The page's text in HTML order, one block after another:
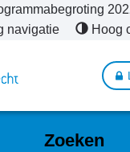
navigatie
Hoog
Zoeken